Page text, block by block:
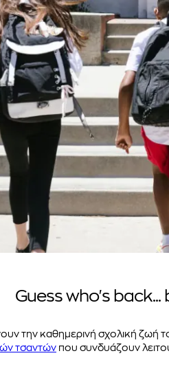
Guess who's
την καθημερινή σχολική ζωή
τσαντών που συνδυάζουν